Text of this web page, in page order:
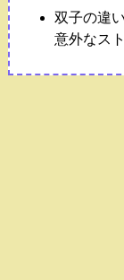
双子の違
意外なス